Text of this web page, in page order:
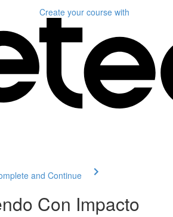
Create your course with
and Continue
Con Impacto